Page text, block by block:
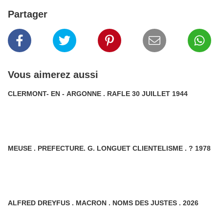
Partager
Vous aimerez aussi
CLERMONT- EN - ARGONNE . RAFLE 30 JUILLET 1944
MEUSE . PREFECTURE. G. LONGUET CLIENTELISME . ? 1978
ALFRED DREYFUS . MACRON . NOMS DES JUSTES . 2026